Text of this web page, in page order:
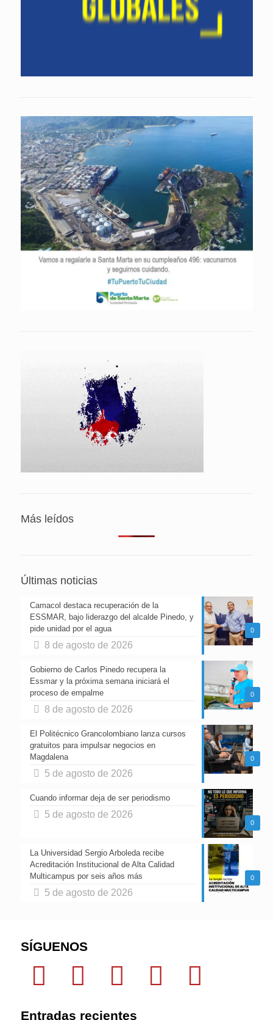
Más leídos
Últimas noticias
0
Camacol destaca recuperación de la
ESSMAR, bajo liderazgo del alcalde Pinedo, y
pide unidad por el agua
8 de agosto de 2026
0
Gobierno de Carlos Pinedo recupera la
Essmar y la próxima semana iniciará el
proceso de empalme
8 de agosto de 2026
0
El Politécnico Grancolombiano lanza cursos
gratuitos para impulsar negocios en
Magdalena
5 de agosto de 2026
0
Cuando informar deja de ser periodismo
5 de agosto de 2026
0
La Universidad Sergio Arboleda recibe
Acreditación Institucional de Alta Calidad
Multicampus por seis años más
5 de agosto de 2026
SÍGUENOS
Entradas recientes